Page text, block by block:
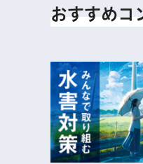
おすすめコ